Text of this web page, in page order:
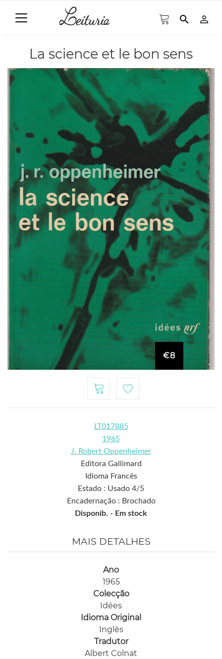
search person_outline
La science et le bon sens
€8
LT017885
1965
J. Robert Oppenheimer
Editora Gallimard
Idioma Francês
Estado : Usado 4/5
Encadernação : Brochado
Disponib. - Em stock
MAIS DETALHES
Ano
1965
Colecção
Idées
Idioma Original
Inglês
Tradutor
Albert Colnat